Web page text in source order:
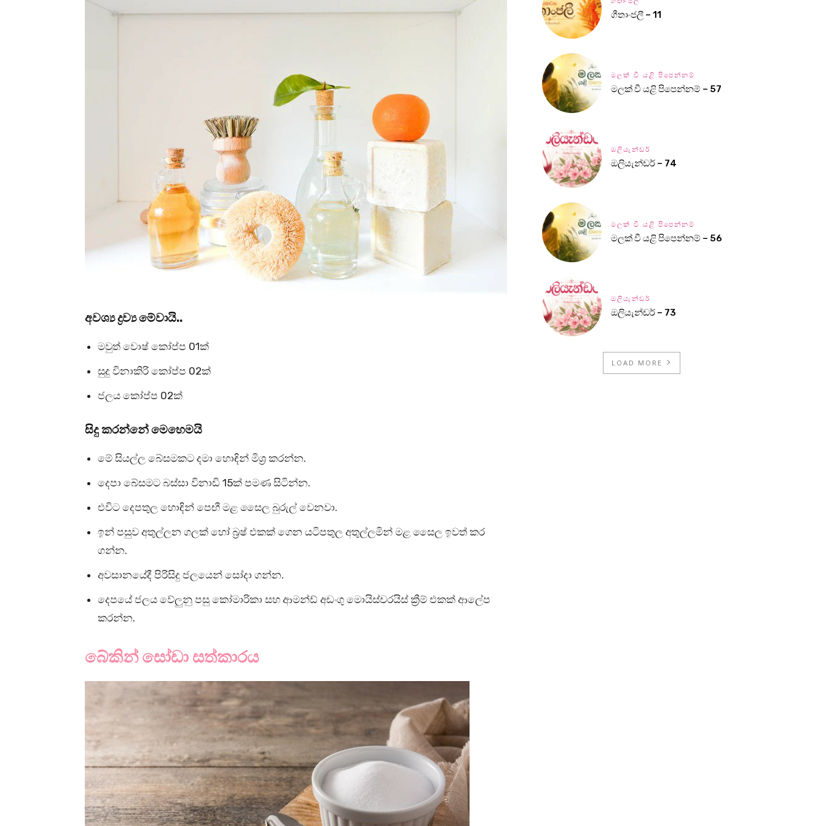
අවශ්‍ය ද්‍රව්‍ය මේවායි..
මවුත් වොෂ් කෝප්ප 01ක්
සුදු විනාකිරි කෝප්ප 02ක්
ජලය කෝප්ප 02ක්
සිදු කරන්නේ මෙහෙමයි
මේ සියල්ල බේසමකට දමා හොඳින් මිශ්‍ර කරන්න.
දෙපා බේසමට බස්සා විනාඩි 15ක් පමණ සිටින්න.
එවිට දෙපතුල හොඳින් පෙඟී මළ සෛල බුරුල් වෙනවා.
ඉන් පසුව අතුල්ලන ගලක් හෝ බ්‍රෂ් එකක් ගෙන යටිපතුල අතුල්ලමින් මළ සෛල ඉවත් කර
ගන්න.
අවසානයේදී පිරිසිදු ජලයෙන් සෝදා ගන්න.
දෙපයේ ජලය වේලුනු පසු කෝමාරිකා සහ ආමන්ඩ් අඩංගු මොයිස්චරයිස් ක්‍රීම් එකක් ආලේප
කරන්න.
බේකින් සෝඩා සත්කාරය
ගීතාංජලී – 11
මලක් වී යළි පිපෙන්නම්
මලක් වී යළි පිපෙන්නම් – 57
ඔලියැන්ඩර්
ඔලියැන්ඩර් – 74
මලක් වී යළි පිපෙන්නම්
මලක් වී යළි පිපෙන්නම් – 56
ඔලියැන්ඩර්
ඔලියැන්ඩර් – 73
LOAD MORE